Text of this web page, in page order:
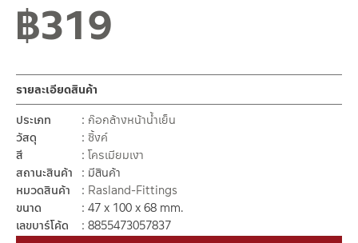
฿319
รายละเอียดสินค้า
ประเภท
ก๊อกล้างหน้าน้ำเย็น
วัสดุ
ซิ้งค์
สี
โครเมียมเงา
สถานะสินค้า
มีสินค้า
หมวดสินค้า
Rasland-Fittings
ขนาด
47 x 100 x 68 mm.
เลขบาร์โค้ด
8855473057837